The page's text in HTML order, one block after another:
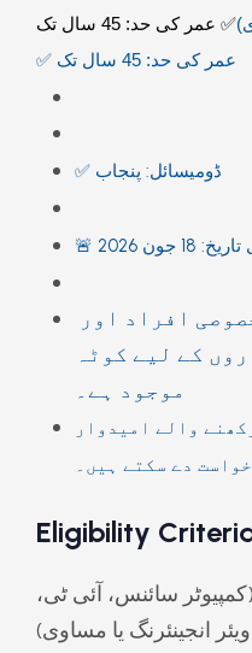
✅ عمر کی حد: 45 سال تک
✅ عمر کی حد: 45 سال تک
✅ ڈومیسائل: پنجاب
18 جون 2026
کے لیے کوٹہ
موجود ہے۔
والے امیدوار
دے سکتے ہیں۔
Eligibility
(کمپیوٹر سائنس، آئی ٹی،
انجینئرنگ یا مساوی)